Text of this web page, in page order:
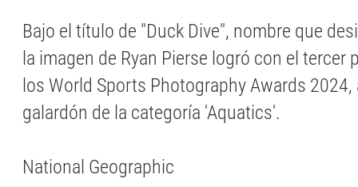
Bajo el título de "Duck Dive", nombre que
la imagen de Ryan Pierse logró con el tercer
los World Sports Photography Awards
galardón de la categoría 'Aquatics'.
National Geographic